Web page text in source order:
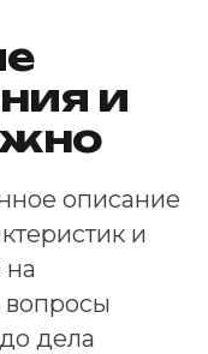
и
описание
и
на
вопросы
дела